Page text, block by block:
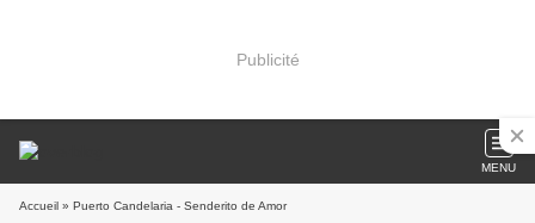
Publicité
MENU
Accueil » Puerto Candelaria - Senderito de Amor